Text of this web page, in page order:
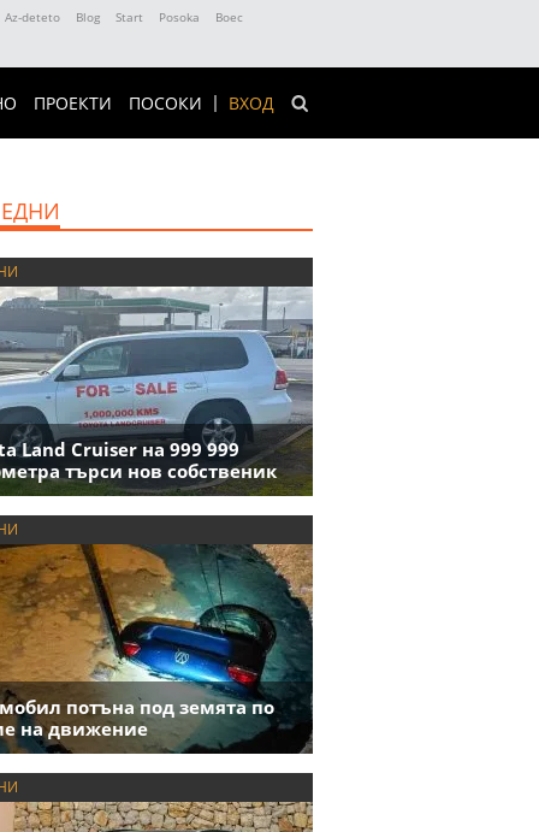
Az-deteto Blog Start Posoka
Boec
ВХОД
ПРОЕКТИ ПОСОКИ
Land Cruiser на 999 999
търси нов собственик
потъна под земята по
на движение